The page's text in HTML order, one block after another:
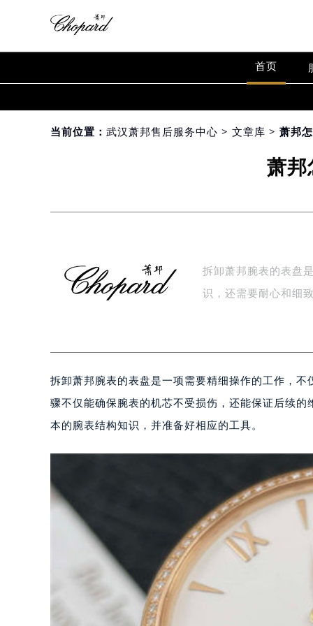
首页
当前位置： 武汉萧邦售后服务中心 > 文章库 > 萧邦
萧邦
拆卸萧邦腕表的表盘
识，还需要耐心和细
拆卸萧邦腕表的表盘是一项需要精细操作的工作，
骤不仅能确保腕表的机芯不受损伤，还能保证后续
本的腕表结构知识，并准备好相应的工具。